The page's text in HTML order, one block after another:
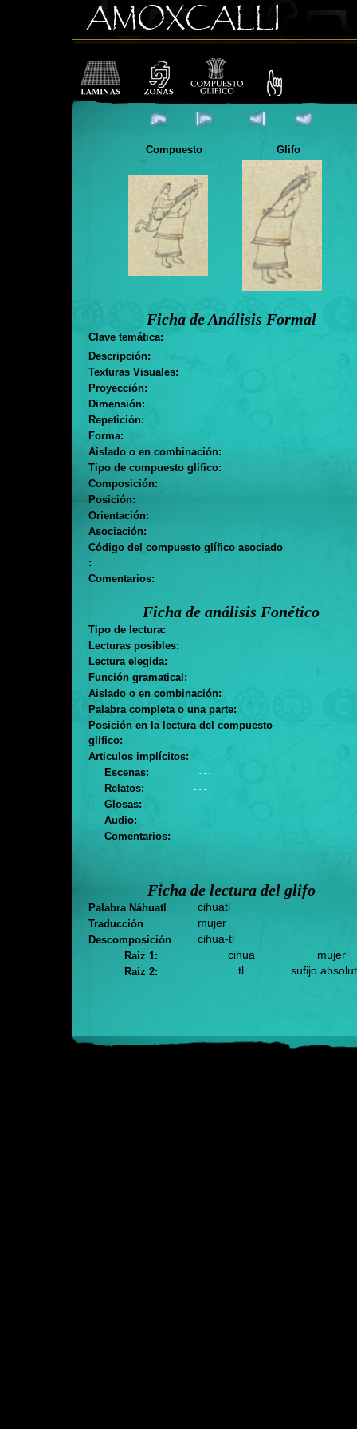
Compuesto Glifo
Ficha de Análisis Formal
Clave temática:
Descripción:
Texturas Visuales:
Proyección:
Dimensión:
Repetición:
Forma:
Aislado o en combinación:
Tipo de compuesto glífico:
Composición:
Posición:
Orientación:
Asociación:
Código del compuesto glífico asociado
:
Comentarios:
Ficha de análisis Fonético
Tipo de lectura:
Lecturas posibles:
Lectura elegida:
Función gramatical:
Aislado o en combinación:
Palabra completa o una parte:
Posición en la lectura del compuesto
glifico:
Articulos implícitos:
Escenas:
. . .
Relatos:
. . .
Glosas:
Audio:
Comentarios:
Ficha de lectura del glifo
Palabra Náhuatl cihuatl
Traducción mujer
Descomposición cihua-tl
Raiz 1: cihua mujer
Raiz 2: tl sufijo